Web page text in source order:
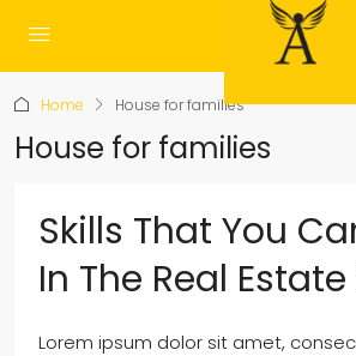
Home House for families
House for families
Skills That You
In The Real
Lorem ipsum dolor sit amet,